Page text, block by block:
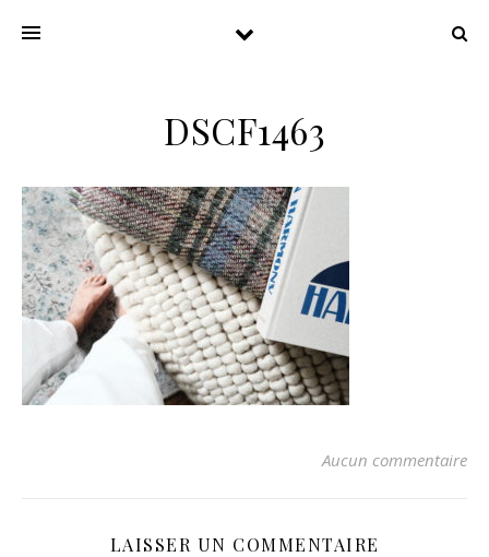
DSCF1463
Aucun commentaire
LAISSER UN COMMENTAIRE